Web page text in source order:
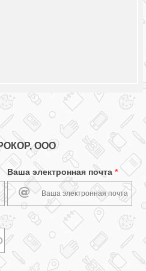
ООО
Ваша электронная почта *